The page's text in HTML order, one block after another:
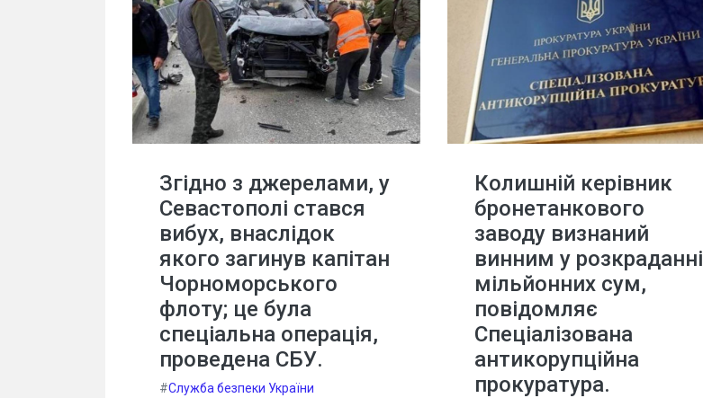
Згідно з джерелами, у
Севастополі стався
вибух, внаслідок
якого загинув капітан
Чорноморського
флоту; це була
спеціальна операція,
проведена СБУ.
#Служба безпеки України
Колишній керівник
бронетанкового
заводу визнаний
винним у розкраданні
мільйонних сум,
повідомляє
Спеціалізована
антикорупційна
прокуратура.